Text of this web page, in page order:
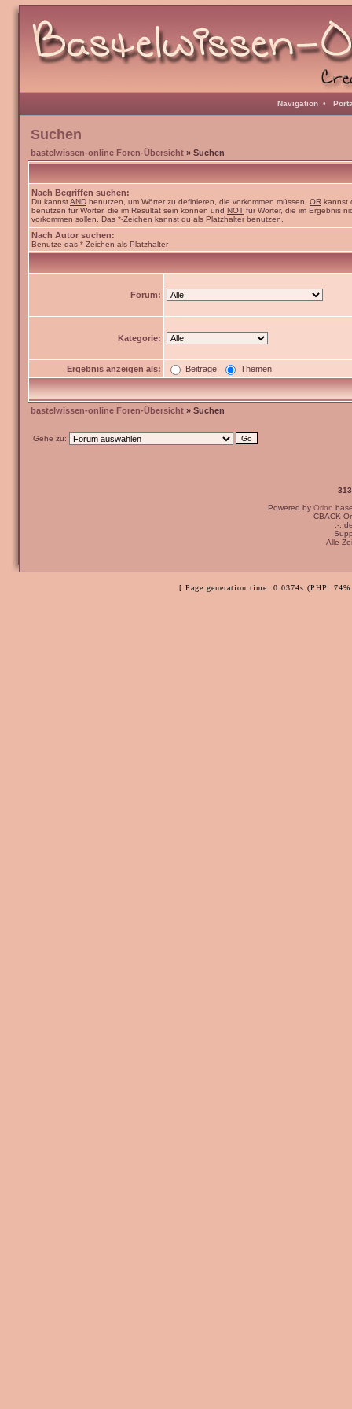
Navigation •
Suchen
bastelwissen-online Foren-Übersicht » Suchen
Nach Begriffen suchen:
Du kannstAND benutzen, um Wörter zu definieren, die vorkommen müssen, OR kannst
benutzen für Wörter, die im Resultat sein können und NOT für Wörter, die im Ergebnis
vorkommen sollen. Das *-Zeichen kannst du als Platzhalter benutzen.
Nach Autor suchen:
Benutze das *-Zeichen als Platzhalter
Forum:
Kategorie:
Ergebnis anzeigen als: Beiträge Themen
bastelwissen-online Foren-Übersicht » Suchen
Gehe zu:
Powered by Orion
CBACK
:-:
Alle
[ Page generation time: 0.0374s (PHP: